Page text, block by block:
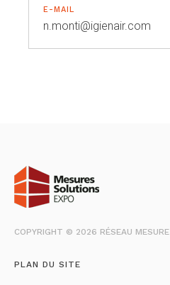
E-MAIL
n.monti@igienair.com
COPYRIGHT © 2026 RÉSEAU MESURE
PLAN DU SITE